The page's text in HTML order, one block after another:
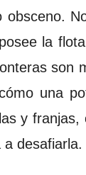
la
son
una
y
desafiarla.